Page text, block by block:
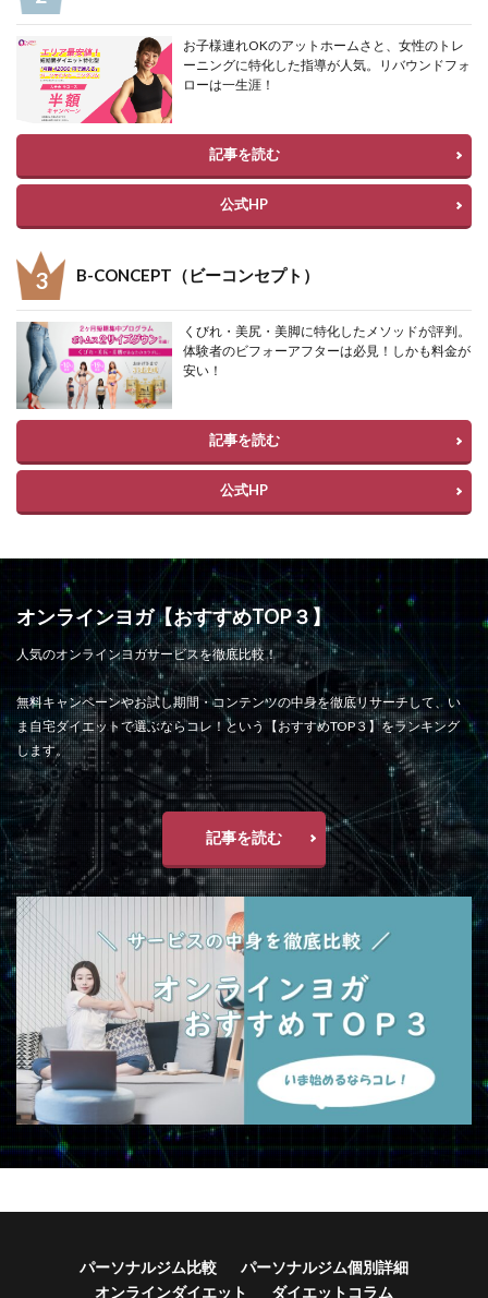
お子様連れOKのアットホームさと、女性のトレ
ーニングに特化した指導が人気。リバウンドフォ
ローは一生涯！
記事を読む
公式HP
B-CONCEPT（ビーコンセプト）
くびれ・美尻・美脚に特化したメソッドが評判。
体験者のビフォーアフターは必見！しかも料金が
安い！
記事を読む
公式HP
オンラインヨガ【おすすめTOP３】
人気のオンラインヨガサービスを徹底比較！
無料キャンペーンやお試し期間・コンテンツの中身を徹底リサーチして、い
ま自宅ダイエットで選ぶならコレ！という【おすすめTOP３】をランキング
します。
記事を読む
パーソナルジム比較
パーソナルジム個別詳細
オンラインダイエット
ダイエットコラム